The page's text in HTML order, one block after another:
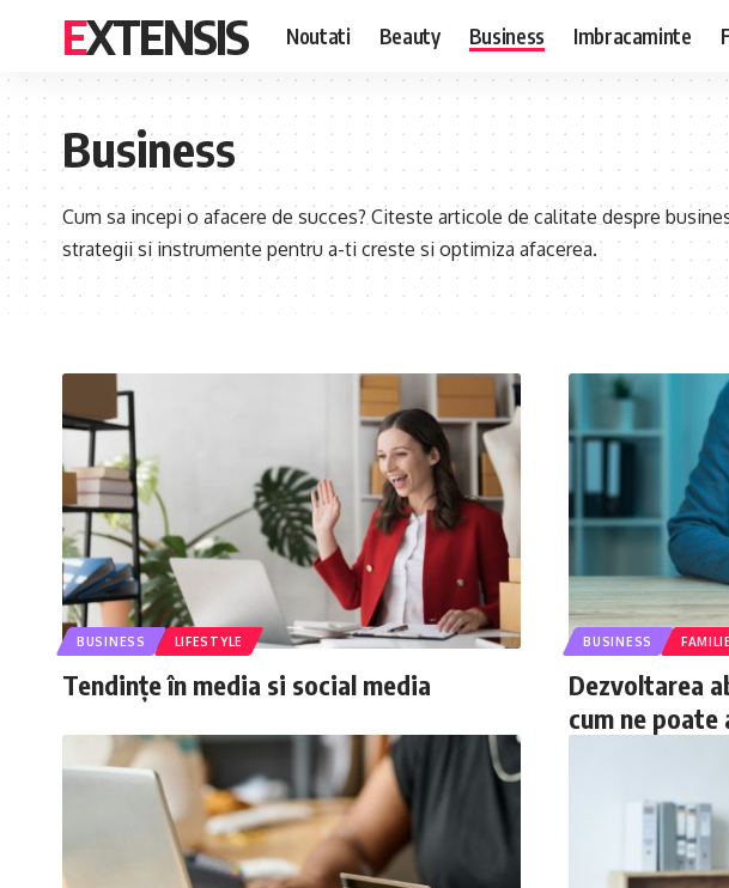
EXTENSIS Noutati Beauty Business Imbracaminte
Business
Cum sa incepi o afacere de succes? Citeste articole de calitate despre
strategii si instrumente pentru a-ti creste si optimiza afacerea.
BUSINESS LIFESTYLE
Tendințe în media si social media
BUSINESS FAMILIE
Dezvoltarea
cum ne